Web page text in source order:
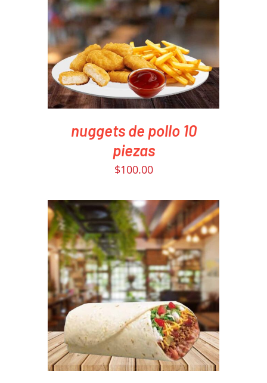
PEDIR AHORA
DETAILS
nuggets de pollo 10
piezas
$100.00
PEDIR AHORA
/
DETAILS